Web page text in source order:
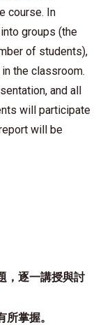
course. In
groups (the
of students),
the classroom.
and all
will participate
will be
，逐一講授與討
掌握。